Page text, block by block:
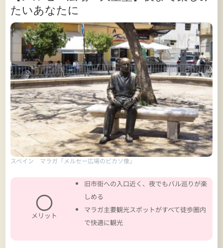
たいあなたに
スペイン マラガ「メルセー広場のピカソ像」
〇
メリット
旧市街への入口近く、夜でもバル巡りが楽
しめる
マラガ主要観光スポットがすべて徒歩圏内
で快適に観光